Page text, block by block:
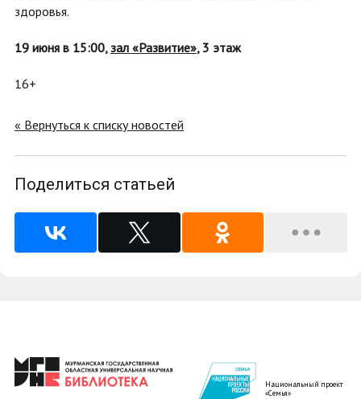
здоровья.
19 июня в 15:00, зал «Развитие», 3 этаж
16+
« Вернуться к списку новостей
Поделиться статьей
Национальный проект
«Семья»